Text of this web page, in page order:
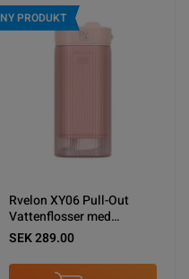
NY PRODUKT
Rvelon XY06 Pull-Out
Vattenflosser med
spolning - Rosa
SEK 289.00